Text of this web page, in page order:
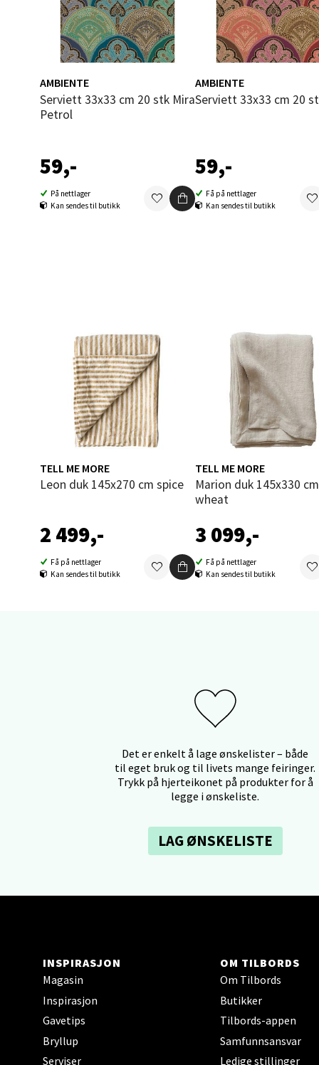
AMBIENTE
Serviett 33x33 cm 20 stk Mira
Petrol
59,-
På nettlager
Kan sendes til butikk
AMBIENTE
Serviett 33x33 cm 20
59,-
Få på nettlager
Kan sendes til butikk
TELL ME MORE
Leon duk 145x270 cm spice
2 499,-
Få på nettlager
Kan sendes til butikk
TELL ME MORE
Marion duk 145x330 cm
wheat
3 099,-
Få på nettlager
Kan sendes til butikk
Det er enkelt å lage ønskelister – både
til eget bruk og til livets mange feiringer.
Trykk på hjerteikonet på produkter for å
legge i ønskeliste.
LAG ØNSKELISTE
INSPIRASJON
Magasin
Inspirasjon
Gavetips
Bryllup
Serviser
OM TILBORDS
Om Tilbords
Butikker
Tilbords-appen
Samfunnsansvar
Ledige stillinger
Åpent i
Folke
0 i
Thon
Åpent i
Ski
0 i